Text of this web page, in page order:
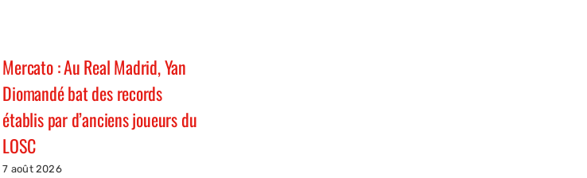
Mercato : Au Real Madrid, Yan
Diomandé bat des records
établis par d’anciens joueurs du
LOSC
7 août 2026